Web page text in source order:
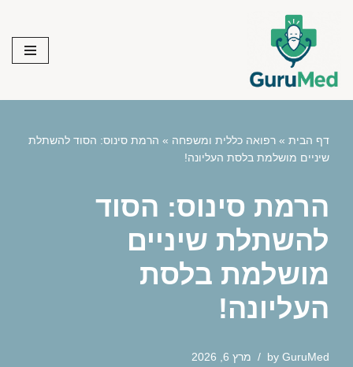
content
דף הבית » רפואה כללית ומשפחה » הרמת סינוס: הסוד להשתלת
שיניים מושלמת בלסת העליונה!
הרמת סינוס: הסוד
להשתלת שיניים
מושלמת בלסת
העליונה!
by GuruMed מרץ 6, 2026